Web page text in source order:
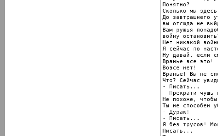
Понятно?
Сколько мы
До завтрашнего
вы отсюда не
Вам ружья
войну
Нет никакой
Я сейчас по
Ну давай, если
Вранье все это!
Вовсе нет!
Вранье! Вы не
Что? Сейчас
- Писать...
- Прекрати чушь
Не похоже,
Ты не способен
- Дурак!
- Писать...
Я без трусов!
Писать...